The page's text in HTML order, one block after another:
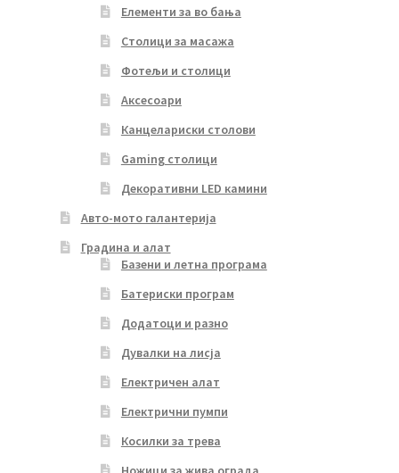
Елементи за во бања
Столици за масажа
Фотељи и столици
Аксесоари
Канцелариски столови
Gaming столици
Декоративни LED камини
Авто-мото галантерија
Градина и алат
Базени и летна програма
Батериски програм
Додатоци и разно
Дувалки на лисја
Електричен алат
Електрични пумпи
Косилки за трева